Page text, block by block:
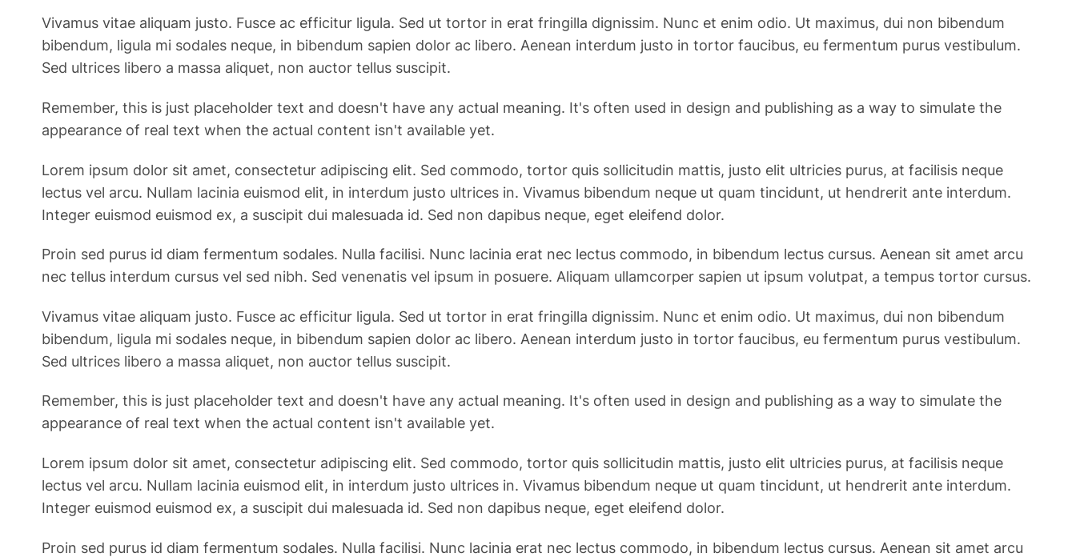
Vivamus vitae aliquam justo. Fusce ac efficitur ligula. Sed ut tortor in erat fringilla dignissim. Nunc et enim odio. Ut maximus, dui non bibendum
bibendum, ligula mi sodales neque, in bibendum sapien dolor ac libero. Aenean interdum justo in tortor faucibus, eu fermentum purus vestibulum.
Sed ultrices libero a massa aliquet, non auctor tellus suscipit.
Remember, this is just placeholder text and doesn't have any actual meaning. It's often used in design and publishing as a way to simulate the
appearance of real text when the actual content isn't available yet.
Lorem ipsum dolor sit amet, consectetur adipiscing elit. Sed commodo, tortor quis sollicitudin mattis, justo elit ultricies purus, at facilisis neque
lectus vel arcu. Nullam lacinia euismod elit, in interdum justo ultrices in. Vivamus bibendum neque ut quam tincidunt, ut hendrerit ante interdum.
Integer euismod euismod ex, a suscipit dui malesuada id. Sed non dapibus neque, eget eleifend dolor.
Proin sed purus id diam fermentum sodales. Nulla facilisi. Nunc lacinia erat nec lectus commodo, in bibendum lectus cursus. Aenean sit amet arcu
nec tellus interdum cursus vel sed nibh. Sed venenatis vel ipsum in posuere. Aliquam ullamcorper sapien ut ipsum volutpat, a tempus tortor cursus.
Vivamus vitae aliquam justo. Fusce ac efficitur ligula. Sed ut tortor in erat fringilla dignissim. Nunc et enim odio. Ut maximus, dui non bibendum
bibendum, ligula mi sodales neque, in bibendum sapien dolor ac libero. Aenean interdum justo in tortor faucibus, eu fermentum purus vestibulum.
Sed ultrices libero a massa aliquet, non auctor tellus suscipit.
Remember, this is just placeholder text and doesn't have any actual meaning. It's often used in design and publishing as a way to simulate the
appearance of real text when the actual content isn't available yet.
Lorem ipsum dolor sit amet, consectetur adipiscing elit. Sed commodo, tortor quis sollicitudin mattis, justo elit ultricies purus, at facilisis neque
lectus vel arcu. Nullam lacinia euismod elit, in interdum justo ultrices in. Vivamus bibendum neque ut quam tincidunt, ut hendrerit ante interdum.
Integer euismod euismod ex, a suscipit dui malesuada id. Sed non dapibus neque, eget eleifend dolor.
Proin sed purus id diam fermentum sodales. Nulla facilisi. Nunc lacinia erat nec lectus commodo, in bibendum lectus cursus. Aenean sit amet arcu